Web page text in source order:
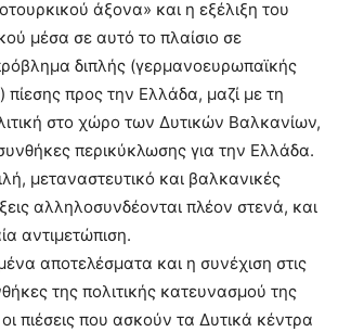
άξονα» και η εξέλιξη του
μέσα σε αυτό το πλαίσιο σε
διπλής (γερμανοευρωπαϊκής
πίεσης προς την Ελλάδα, μαζί με τη
στο χώρο των Δυτικών Βαλκανίων,
περικύκλωσης για την Ελλάδα.
μεταναστευτικό και βαλκανικές
αλληλοσυνδέονται πλέον στενά, και
αντιμετώπιση.
αποτελέσματα και η συνέχιση στις
της πολιτικής κατευνασμού της
πιέσεις που ασκούν τα Δυτικά κέντρα